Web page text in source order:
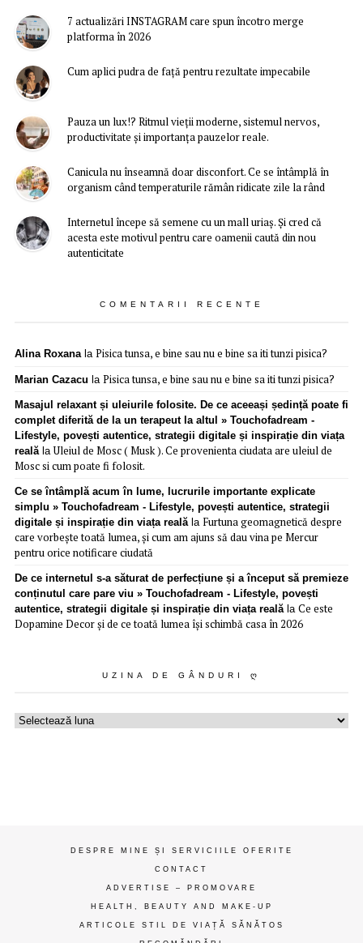
7 actualizări INSTAGRAM care spun încotro merge
platforma în 2026
Cum aplici pudra de față pentru rezultate impecabile
Pauza un lux!? Ritmul vieții moderne, sistemul nervos,
productivitate și importanța pauzelor reale.
Canicula nu înseamnă doar disconfort. Ce se întâmplă în
organism când temperaturile rămân ridicate zile la rând
Internetul începe să semene cu un mall uriaș. Și cred că
acesta este motivul pentru care oamenii caută din nou
autenticitate
COMENTARII RECENTE
Alina Roxanala Pisica tunsa, e bine sau nu e bine sa iti tunzi pisica?
Marian Cazacu la Pisica tunsa, e bine sau nu e bine sa iti tunzi pisica?
Masajul relaxant și uleiurile folosite. De ce aceeași ședință poate fi
complet diferită de la un terapeut la altul » Touchofadream -
Lifestyle, povești autentice, strategii digitale și inspirație din viața
realălaUleiul de Mosc ( Musk ). Ce provenienta ciudata are uleiul de
Mosc si cum poate fi folosit.
Ce se întâmplă acum în lume, lucrurile importante explicate
simplu » Touchofadream - Lifestyle, povești autentice, strategii
digitale și inspirație din viața realăla Furtuna geomagnetică despre
care vorbește toată lumea, și cum am ajuns să dau vina pe Mercur
pentru orice notificare ciudată
De ce internetul s-a săturat de perfecțiune și a început să premieze
conținutul care pare viu » Touchofadream - Lifestyle, povești
autentice, strategii digitale și inspirație din viața realăla Ce este
Dopamine Decor și de ce toată lumea își schimbă casa în 2026
UZINA DE GÂNDURI Ღ
Uzina
DESPRE MINE ȘI SERVICIILE OFERITE
CONTACT
ADVERTISE – PROMOVARE
HEALTH, BEAUTY AND MAKE-UP
ARTICOLE STIL DE VIAȚĂ SĂNĂTOS